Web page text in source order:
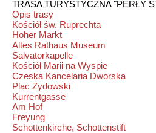
TRASA TURYSTYCZNA "PERŁY
Opis trasy
Kościół św. Ruprechta
Hoher Markt
Altes Rathaus Museum
Salvatorkapelle
Kościół Marii na Wyspie
Czeska Kancelaria Dworska
Plac Żydowski
Kurrentgasse
Am Hof
Freyung
Schottenkirche, Schottenstift